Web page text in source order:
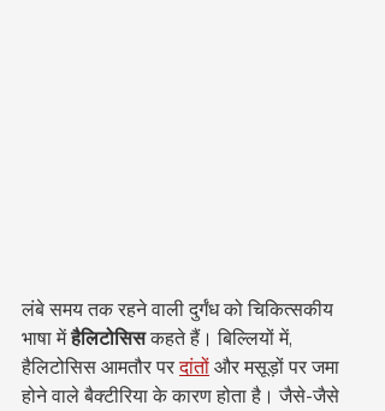
लंबे समय तक रहने वाली दुर्गंध को चिकित्सकीय
भाषा में हैलिटोसिस कहते हैं। बिल्लियों में,
हैलिटोसिस आमतौर पर दांतों और मसूड़ों पर जमा
होने वाले बैक्टीरिया के कारण होता है। जैसे-जैसे